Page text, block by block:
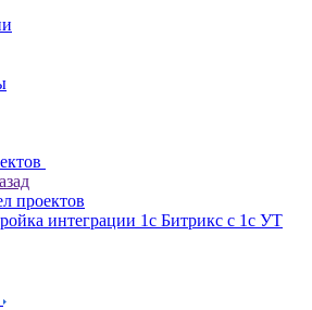
проектов
интеграции 1с Битрикс с 1с УТ